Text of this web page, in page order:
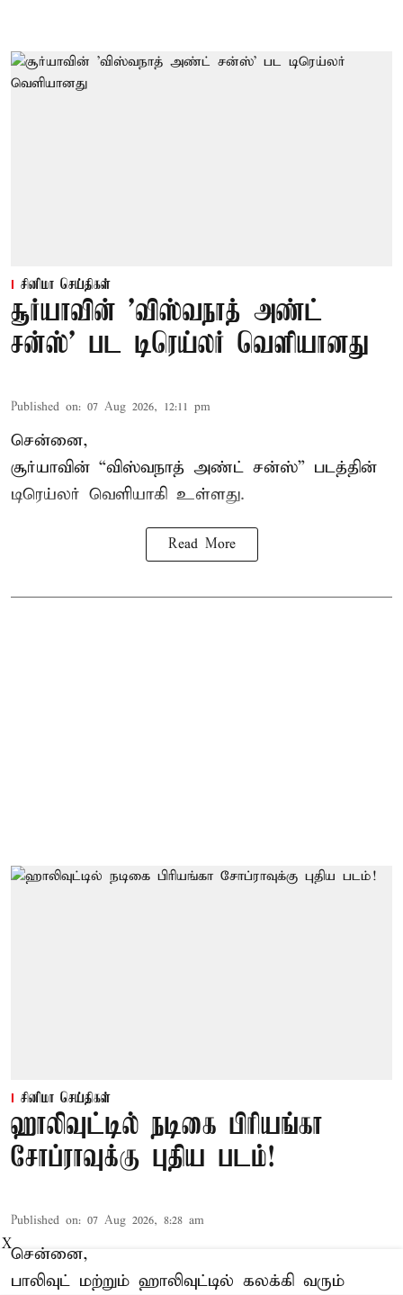
சினிமா செய்திகள்
சூர்யாவின் 'விஸ்வநாத் அண்ட்
சன்ஸ்' பட டிரெய்லர் வெளியானது
Published on: 07 Aug 2026, 12:11 pm
சென்னை,
சூர்யாவின் “விஸ்வநாத் அண்ட் சன்ஸ்” படத்தின்
டிரெய்லர் வெளியாகி உள்ளது.
Read More
சினிமா செய்திகள்
ஹாலிவுட்டில் நடிகை பிரியங்கா
சோப்ராவுக்கு புதிய படம்!
Published on: 07 Aug 2026, 8:28 am
சென்னை,
பாலிவுட் மற்றும் ஹாலிவுட்டில் கலக்கி வரும்
X